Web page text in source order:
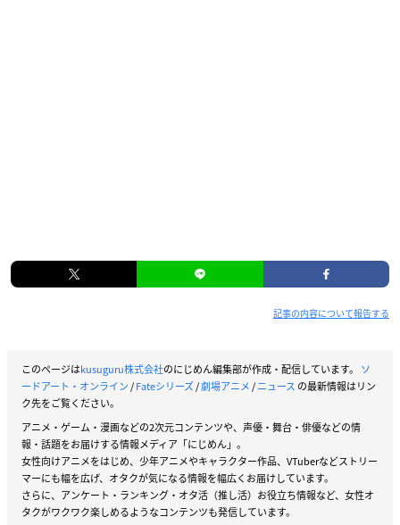
記事の内容について報告する
このページはkusuguru株式会社のにじめん編集部が作成・配信しています。 ソ
ードアート・オンライン/Fateシリーズ/劇場アニメ/ニュース の最新情報はリン
ク先をご覧ください。
アニメ・ゲーム・漫画などの2次元コンテンツや、声優・舞台・俳優などの情
報・話題をお届けする情報メディア「にじめん」。
女性向けアニメをはじめ、少年アニメやキャラクター作品、VTuberなどストリー
マーにも幅を広げ、オタクが気になる情報を幅広くお届けしています。
さらに、アンケート・ランキング・オタ活（推し活）お役立ち情報など、女性オ
タクがワクワク楽しめるようなコンテンツも発信しています。